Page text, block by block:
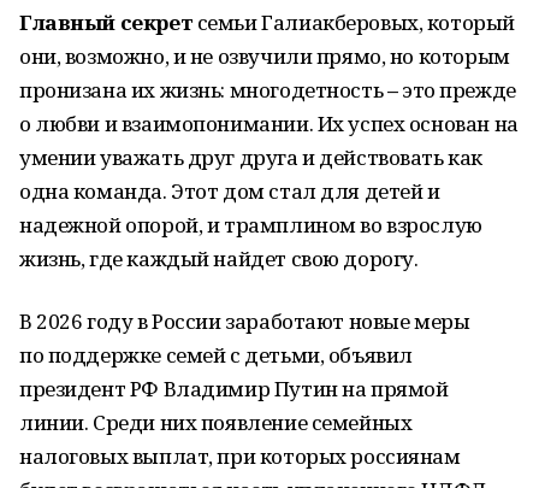
Главный секрет семьи Галиакберовых, который
они, возможно, и не озвучили прямо, но которым
пронизана их жизнь: многодетность– это прежде
о любви и взаимопонимании. Их успех основан на
умении уважать друг друга и действовать как
одна команда. Этот дом стал для детей и
надежной опорой, и трамплином во взрослую
жизнь, где каждый найдет свою дорогу.
В 2026 году в России заработают новые меры
по поддержке семей с детьми, объявил
президент РФ Владимир Путин на прямой
линии. Среди них появление семейных
налоговых выплат, при которых россиянам